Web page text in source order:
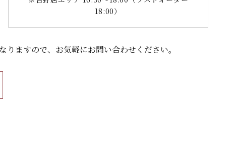
18:00）
りますので、 お気軽にお問い合わせください。